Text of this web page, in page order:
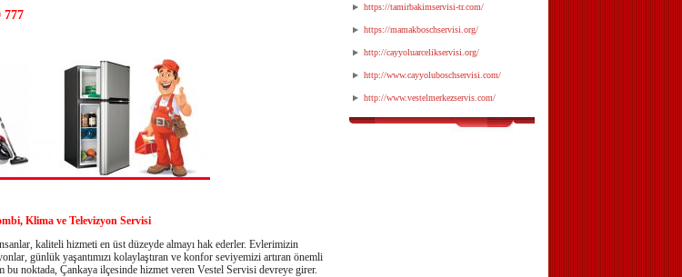
777
Klima ve Televizyon Servisi
kaliteli hizmeti en üst düzeyde almayı hak ederler. Evlerimizin
günlük yaşantımızı kolaylaştıran ve konfor seviyemizi artıran önemli
noktada, Çankaya ilçesinde hizmet veren Vestel Servisi devreye girer.
https://tamirbakimservisi-tr.com/
https://mamakboschservisi.org/
http://cayyoluarcelikservisi.org/
http://www.cayyoluboschservisi.com/
http://www.vestelmerkezservis.com/